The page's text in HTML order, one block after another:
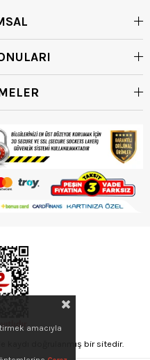
kaydı doğrulanmış bir sitedir.
amacıyla